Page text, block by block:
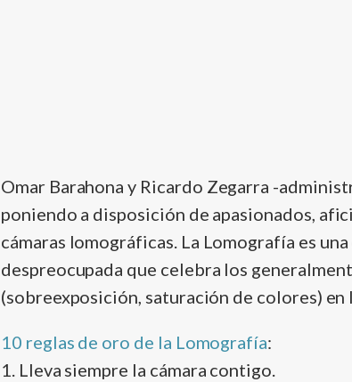
Omar Barahona y Ricardo Zegarra -
poniendo a disposición de apasionados,
cámaras lomográficas. La Lomografí­a es
despreocupada que celebra los
(sobreexposición, saturación de colores) en
10 reglas de oro de la Lomografí­a:
1. Lleva siempre la cámara contigo.